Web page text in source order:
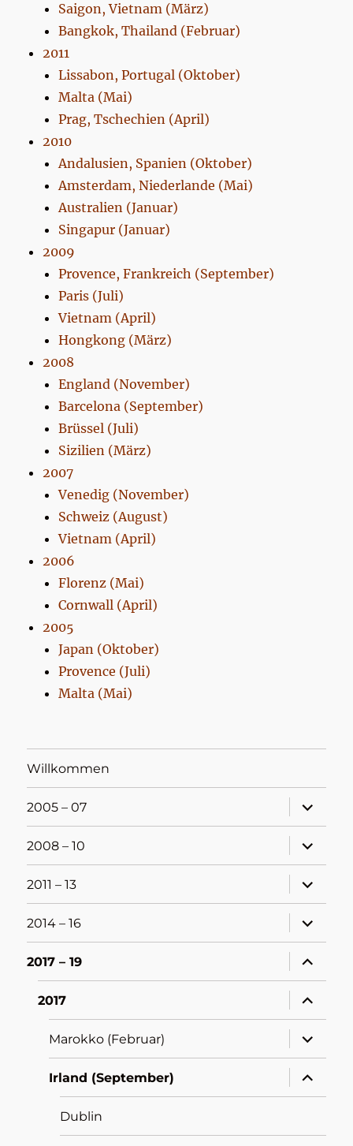
Saigon, Vietnam (März)
Bangkok, Thailand (Februar)
2011
Lissabon, Portugal (Oktober)
Malta (Mai)
Prag, Tschechien (April)
2010
Andalusien, Spanien (Oktober)
Amsterdam, Niederlande (Mai)
Australien (Januar)
Singapur (Januar)
2009
Provence, Frankreich (September)
Paris (Juli)
Vietnam (April)
Hongkong (März)
2008
England (November)
Barcelona (September)
Brüssel (Juli)
Sizilien (März)
2007
Venedig (November)
Schweiz (August)
Vietnam (April)
2006
Florenz (Mai)
Cornwall (April)
2005
Japan (Oktober)
Provence (Juli)
Malta (Mai)
Willkommen
2005 – 07
öffnen
2008 – 10
öffnen
2011 – 13
öffnen
2014 – 16
öffnen
2017 – 19
öffnen
2017
öffnen
Marokko (Februar)
öffnen
Irland (September)
öffnen
Dublin